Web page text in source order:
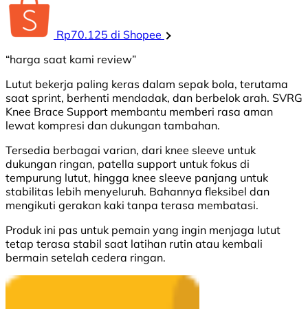
Rp70.125 di Shopee
“harga saat kami review”
Lutut bekerja paling keras dalam sepak bola, terutama
saat sprint, berhenti mendadak, dan berbelok arah. SVRG
Knee Brace Support membantu memberi rasa aman
lewat kompresi dan dukungan tambahan.
Tersedia berbagai varian, dari knee sleeve untuk
dukungan ringan, patella support untuk fokus di
tempurung lutut, hingga knee sleeve panjang untuk
stabilitas lebih menyeluruh. Bahannya fleksibel dan
mengikuti gerakan kaki tanpa terasa membatasi.
Produk ini pas untuk pemain yang ingin menjaga lutut
tetap terasa stabil saat latihan rutin atau kembali
bermain setelah cedera ringan.